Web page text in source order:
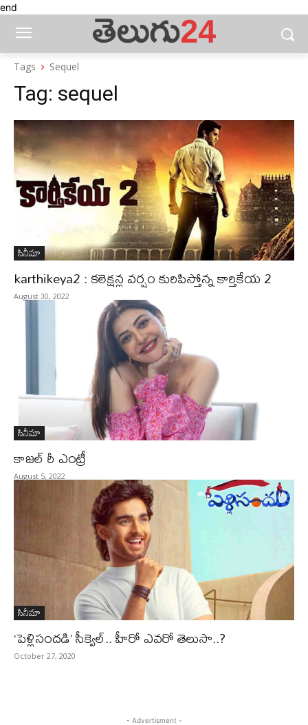
end
Tags Sequel
Tag: sequel
సినీమా
karthikeya2 : కలెక్షన్ల వర్షం కురిపిస్తోన్న కార్తికేయ 2
August 30, 2022
సినీమా
కాజల్ రీ ఎంట్రీ
August 5, 2022
సినీమా
‘పెళ్లిసందడి’ సీక్వెల్‌‌.. హీరో ఎవరో తెలుసా..?
October 27, 2020
- Advertisment -